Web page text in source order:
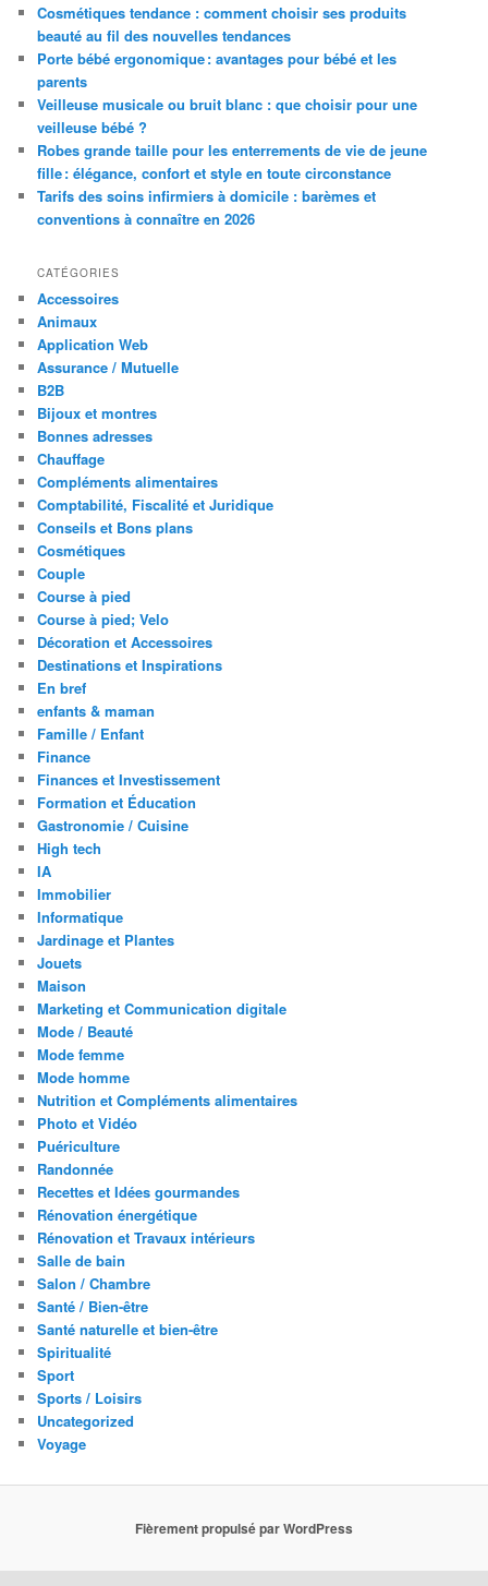
r
c
h
e
Cosmétiques tendance : comment choisir ses produits
beauté au fil des nouvelles tendances
Porte bébé ergonomique : avantages pour bébé et les
parents
Veilleuse musicale ou bruit blanc : que choisir pour une
veilleuse bébé ?
Robes grande taille pour les enterrements de vie de jeune
fille : élégance, confort et style en toute circonstance
Tarifs des soins infirmiers à domicile : barèmes et
conventions à connaître en 2026
CATÉGORIES
Accessoires
Animaux
Application Web
Assurance / Mutuelle
B2B
Bijoux et montres
Bonnes adresses
Chauffage
Compléments alimentaires
Comptabilité, Fiscalité et Juridique
Conseils et Bons plans
Cosmétiques
Couple
Course à pied
Course à pied; Velo
Décoration et Accessoires
Destinations et Inspirations
En bref
enfants & maman
Famille / Enfant
Finance
Finances et Investissement
Formation et Éducation
Gastronomie / Cuisine
High tech
IA
Immobilier
Informatique
Jardinage et Plantes
Jouets
Maison
Marketing et Communication digitale
Mode / Beauté
Mode femme
Mode homme
Nutrition et Compléments alimentaires
Photo et Vidéo
Puériculture
Randonnée
Recettes et Idées gourmandes
Rénovation énergétique
Rénovation et Travaux intérieurs
Salle de bain
Salon / Chambre
Santé / Bien-être
Santé naturelle et bien-être
Spiritualité
Sport
Sports / Loisirs
Uncategorized
Voyage
Fièrement propulsé par WordPress